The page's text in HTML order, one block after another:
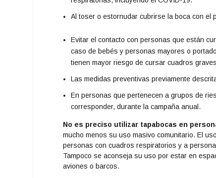
Al toser o estornudar cubrirse la boca con el
Evitar el contacto con personas que están
caso de bebés y personas mayores o
tienen mayor riesgo de cursar cuadros
Las medidas preventivas previamente
En personas que pertenecen a grupos de
corresponder, durante la campaña anual.
No es preciso utilizar tapabocas en
mucho menos su uso masivo comunitario. El
personas con cuadros respiratorios y a
Tampoco se aconseja su uso por estar en
aviones o barcos.